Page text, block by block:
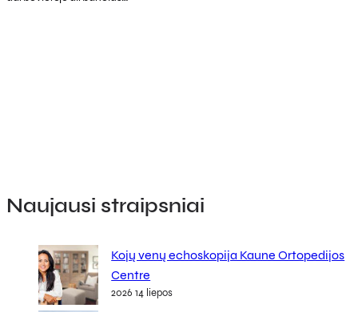
Naujausi straipsniai
Kojų venų echoskopija Kaune Ortopedijos
Centre
2026 14 liepos